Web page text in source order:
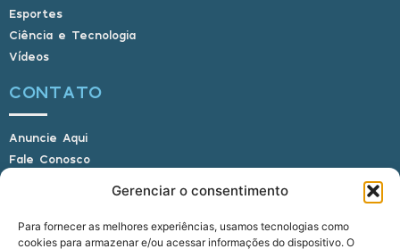
Gerenciar o consentimento
Para fornecer as melhores experiências, usamos tecnologias como
cookies para armazenar e/ou acessar informações do dispositivo. O
Esportes
Ciência e Tecnologia
Vídeos
CONTATO
Anuncie Aqui
Fale Conosco